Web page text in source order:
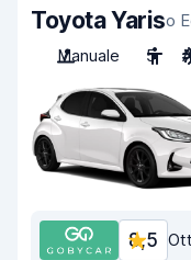
Toyota Yariso
Manuale
5
8,5